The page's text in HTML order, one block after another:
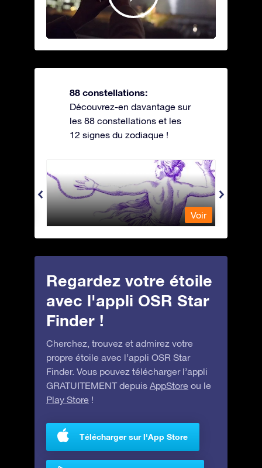
88 constellations:
Découvrez-en davantage sur
les 88 constellations et les
12 signes du zodiaque !
Andromeda - Andromède
Voir
Regardez votre étoile
avec l'appli OSR Star
Finder !
Cherchez, trouvez et admirez votre
propre étoile avec l’appli OSR Star
Finder. Vous pouvez télécharger l’appli
GRATUITEMENT depuis AppStore ou le
Play Store !
Télécharger sur l'App Store